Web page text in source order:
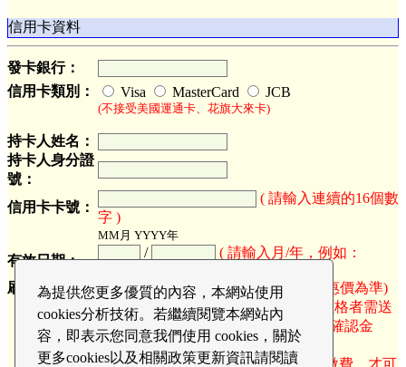
為提供您更多優質的內容，本網站使用
cookies分析技術。若繼續閱覽本網站內
容，即表示您同意我們使用 cookies，關於
更多cookies以及相關政策更新資訊請閱讀
信用卡資料
發卡銀行：
信用卡類別：
Visa MasterCard JCB
(不接受美國運通卡、花旗大來卡)
持卡人姓名：
持卡人身分證
號：
信用卡卡號：
( 請輸入連續的16個數
字 )
MM月 YYYY年
有效日期：
/
( 請輸入月/年，例如：
刷卡金額：
N.T.(以最終優惠價為準)
(刷卡金額僅供參考，符合超值優惠價格者需送
出報名表後，系統發出報名成功回函確認金
額。)
☆會員於開課前七日(含)報名並完成繳費，才可